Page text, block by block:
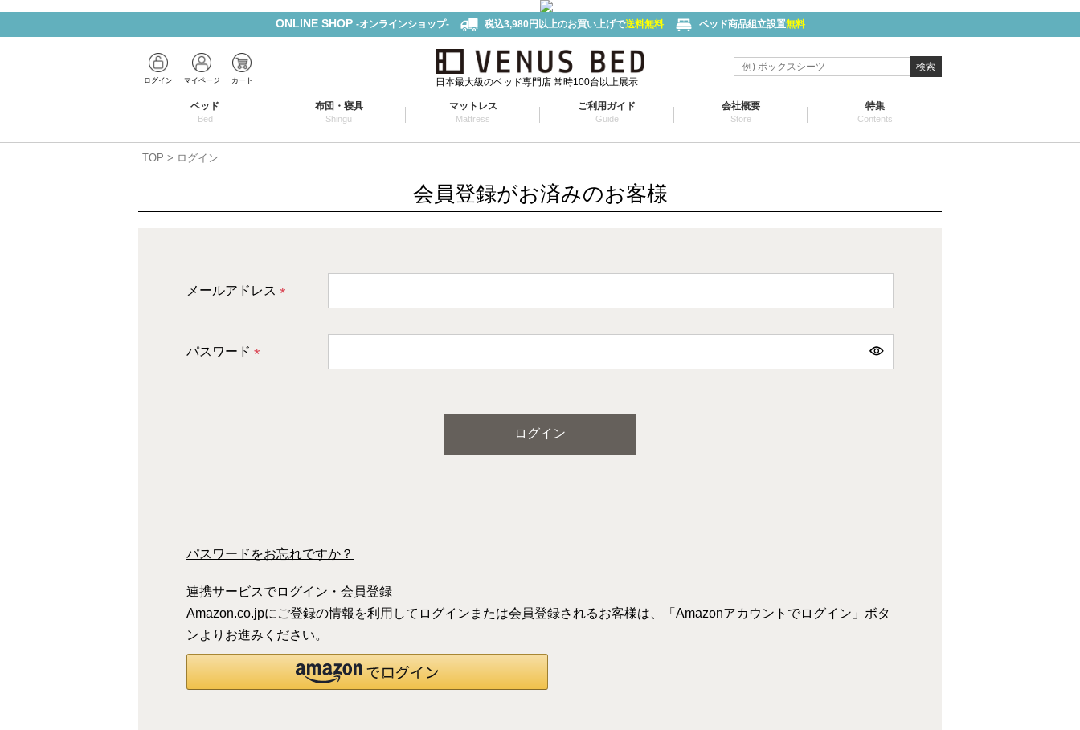
ONLINE SHOP -オンラインショップ- 税込3,980円以上のお買い上げで送料無料 ベッド商品組立設置無料
ログイン マイページ カート 日本最大級のベッド専門店 常時100台以上展示
検索
ベッド
Bed
布団・寝具
Shingu
マットレス
Mattress
ご利用ガイド
Guide
会社概要
Store
特集
Contents
TOP ログイン
会員登録がお済みのお客様
メールアドレス
パスワード
ログイン
パスワードをお忘れですか？
連携サービスでログイン・会員登録
Amazon.co.jpにご登録の情報を利用してログインまたは会員登録されるお客様は、「Amazonアカウントでログイン」ボタ
ンよりお進みください。